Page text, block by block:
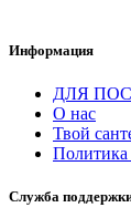
Информация
ДЛЯ
О нас
Твой
Политика
Служба